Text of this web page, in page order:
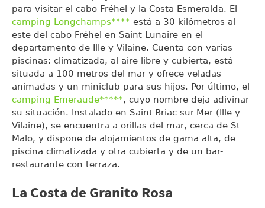
para visitar el cabo Fréhel y la Costa Esmeralda. El
camping Longchamps**** está a 30 kilómetros al
este del cabo Fréhel en Saint-Lunaire en el
departamento de Ille y Vilaine. Cuenta con varias
piscinas: climatizada, al aire libre y cubierta, está
situada a 100 metros del mar y ofrece veladas
animadas y un miniclub para sus hijos. Por último, el
camping Emeraude*****, cuyo nombre deja adivinar
su situación. Instalado en Saint-Briac-sur-Mer (Ille y
Vilaine), se encuentra a orillas del mar, cerca de St-
Malo, y dispone de alojamientos de gama alta, de
piscina climatizada y otra cubierta y de un bar-
restaurante con terraza.
La Costa de Granito Rosa